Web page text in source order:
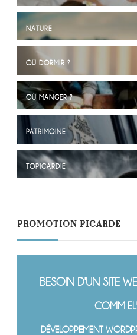
NATURE
OÙ DORMIR ?
OÙ MANGER ?
PATRIMOINE
TOPICARDIE
PROMOTION PICARDE
BESOIN D'UN SITE
COMM
DÉVELOPPEMENT